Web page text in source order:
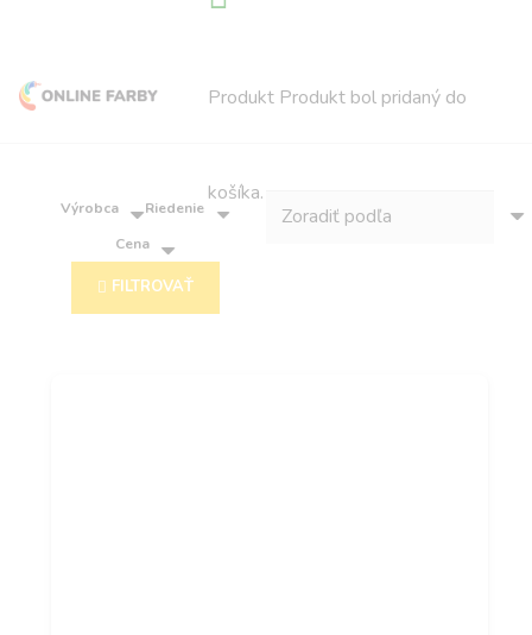
Produkt Produkt bol pridaný do
košíka.
Výrobca
Riedenie
Cena
FILTROVAŤ